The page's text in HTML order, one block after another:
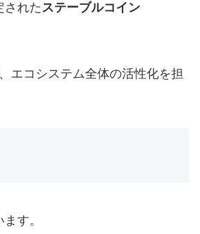
されたステーブルコイン
エコシステム全体の活性化を担
す。